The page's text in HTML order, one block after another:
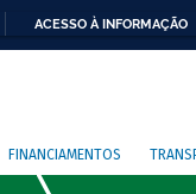
ACESSO À INFORMAÇÃO
FINANCIAMENTOS